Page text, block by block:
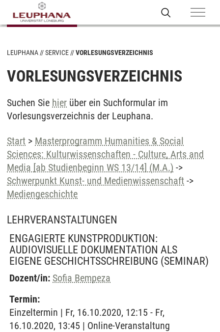
LEUPHANA SERVICE VORLESUNGSVERZEICHNIS
VORLESUNGSVERZEICHNIS
Suchen Sie hier über ein Suchformular im
Vorlesungsverzeichnis der Leuphana.
Start > Masterprogramm Humanities & Social
Sciences: Kulturwissenschaften - Culture, Arts and
Media [ab Studienbeginn WS 13/14] (M.A.) ->
Schwerpunkt Kunst- und Medienwissenschaft ->
Mediengeschichte
LEHRVERANSTALTUNGEN
ENGAGIERTE KUNSTPRODUKTION:
AUDIOVISUELLE DOKUMENTATION ALS
EIGENE GESCHICHTSSCHREIBUNG (SEMINAR)
Dozent/in: Sofia Bempeza
Termin:
Einzeltermin | Fr, 16.10.2020, 12:15 - Fr,
16.10.2020, 13:45 | Online-Veranstaltung